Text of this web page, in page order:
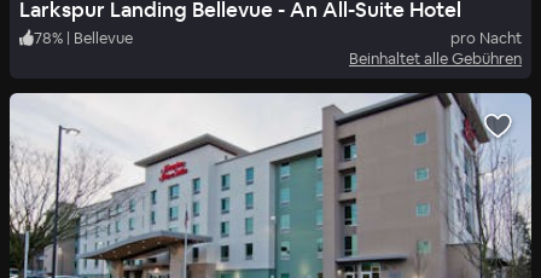
Larkspur Landing Bellevue - An All-Suite Hotel
78% | Bellevue
pro Nacht
Beinhaltet alle Gebühren